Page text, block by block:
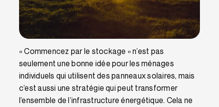
« Commencez par le stockage » n’est pas
seulement une bonne idée pour les ménages
individuels qui utilisent des panneaux solaires, mais
c’est aussi une stratégie qui peut transformer
l’ensemble de l’infrastructure énergétique. Cela ne